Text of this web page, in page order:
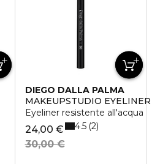
DIEGO DALLA PALMA
MAKEUPSTUDIO EYELINER
Eyeliner resistente all'acqua
24,00 €
30,00 €
4.5 2